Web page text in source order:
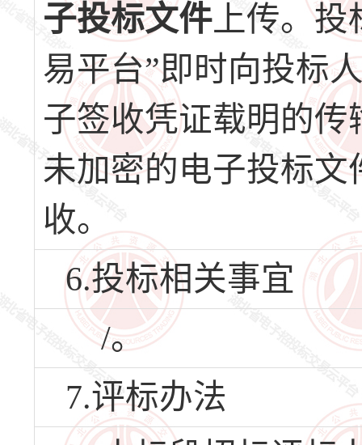
子投标文件 上传。
易平台”即时向投标
子签收凭证载明的
未加密的电子投标文
收。
6.投标相关事宜
/。
7.评标办法